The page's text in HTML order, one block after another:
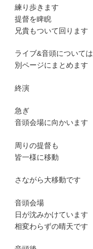
練り歩きます
提督を睥睨
兄貴もついて回ります
ライブ&音頭については
別ページにまとめます
終演
急ぎ
音頭会場に向かいます
周りの提督も
皆一様に移動
さながら大移動です
音頭会場
日が沈みかけています
相変わらずの晴天です